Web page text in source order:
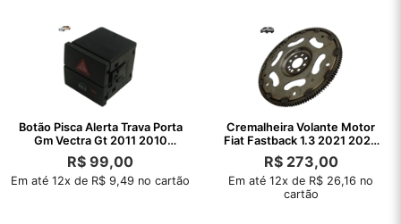
Botão Pisca Alerta Trava Porta
Gm Vectra Gt 2011 2010
2009 Preto
R$ 99,00
Em até 12x de R$ 9,49 no cartão
Cremalheira Volante Motor
Fiat Fastback 1.3 2021 2022
2023
R$273,00
Em até 12x de R$ 26,16 no
cartão